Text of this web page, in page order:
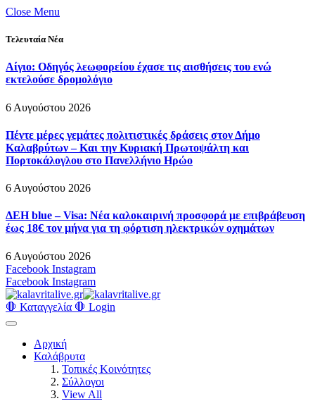
Close Menu
Τελευταία Νέα
Αίγιο: Οδηγός λεωφορείου έχασε τις αισθήσεις του ενώ
εκτελούσε δρομολόγιο
6 Αυγούστου 2026
Πέντε μέρες γεμάτες πολιτιστικές δράσεις στον Δήμο
Καλαβρύτων – Και την Κυριακή Πρωτοψάλτη και
Πορτοκάλογλου στο Πανελλήνιο Ηρώο
6 Αυγούστου 2026
ΔΕΗ blue – Visa: Νέα καλοκαιρινή προσφορά με επιβράβευση
έως 18€ τον μήνα για τη φόρτιση ηλεκτρικών οχημάτων
6 Αυγούστου 2026
Facebook Instagram
Facebook Instagram
🛑 Καταγγελία 🛑 Login
Αρχική
Καλάβρυτα
Τοπικές Κοινότητες
Σύλλογοι
View All